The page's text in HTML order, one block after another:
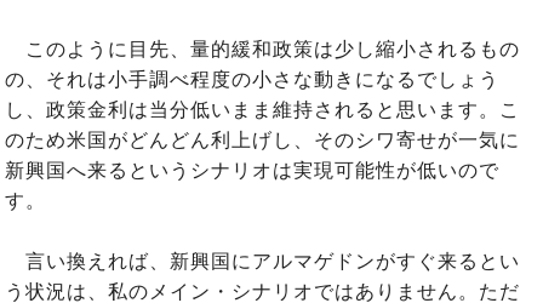
このように目先、量的緩和政策は少し縮小されるもの
の、それは小手調べ程度の小さな動きになるでしょう
し、政策金利は当分低いまま維持されると思います。こ
のため米国がどんどん利上げし、そのシワ寄せが一気に
新興国へ来るというシナリオは実現可能性が低いので
す。
言い換えれば、新興国にアルマゲドンがすぐ来るとい
う状況は、私のメイン・シナリオではありません。ただ